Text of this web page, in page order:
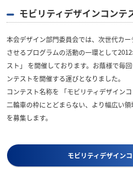
モビリティデザインコンテ
本会デザイン部門委員会では、次世代カ
させるプログラムの活動の一環として
スト」 を開催しております。お蔭様で毎
ンテストを開催する運びとなりました。
コンテスト名称を 「モビリティデザイン
二輪車の枠にとどまらない、より幅広い
を募集します。
モビリティデザイン